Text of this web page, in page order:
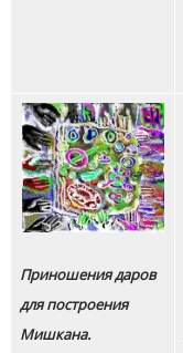
Приношения даров
для построения
Мишкана.